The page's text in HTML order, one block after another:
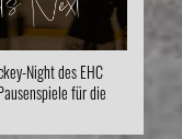
Night des EHC
für die